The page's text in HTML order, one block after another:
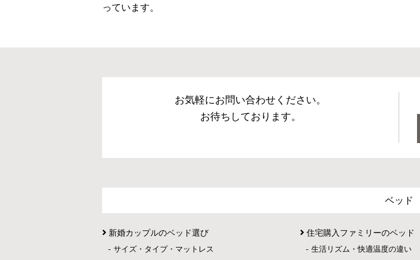
っています。
お気軽にお問い合わせください。
お待ちしております。
ベッド
新婚カップルのベッド選び
サイズ・タイプ・マットレス
住宅購入ファミリーのベッド
生活リズム・快適温度の違い